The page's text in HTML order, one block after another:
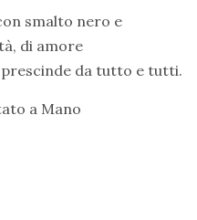
smalto nero e
di amore
da tutto e tutti.
a Mano